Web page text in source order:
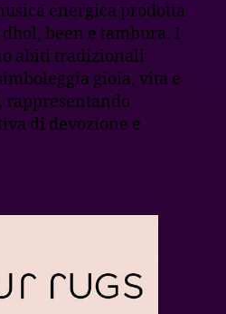
energica prodotta
been e tambura. I
abiti tradizionali
gioia, vita e
di devozione e